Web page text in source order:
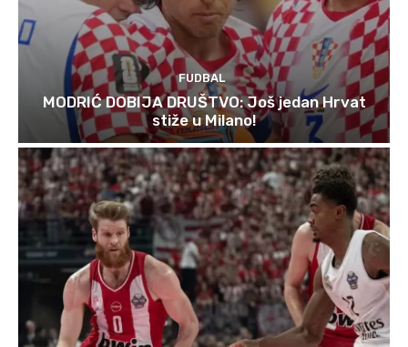
FUDBAL
MODRIĆ DOBIJA DRUŠTVO: Još jedan Hrvat
stiže u Milano!